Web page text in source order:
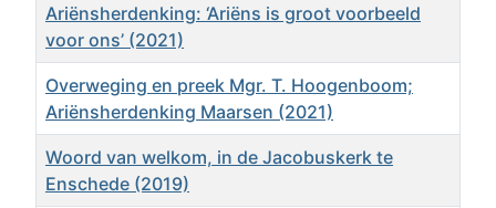
Ariënsherdenking: ‘Ariëns is groot voorbeeld
voor ons’ (2021)
Overweging en preek Mgr. T. Hoogenboom;
Ariënsherdenking Maarsen (2021)
Woord van welkom, in de Jacobuskerk te
Enschede (2019)